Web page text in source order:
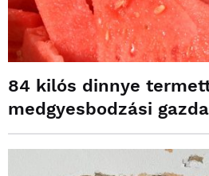
84 kilós dinnye
medgyesbodzási